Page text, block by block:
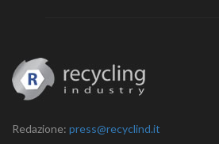
Redazione: press@recyclind.it